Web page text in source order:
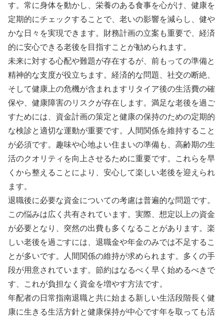
す。常に身体を動かし、栄養のある食事を心がけ、健康を
定期的にチェックすることで、老いの影響を減らし、健や
かな日々を実現できます。財務計画の立案も重要で、経済
的に安心できる老後を目指すことが勧められます。
未来に対する心配や難題が存在するが、前もっての準備と
精神的な支度が役立ちます。経済的な問題、社交の断絶、
そして健康上の危機が含まれますリタイア後の生活費の確
保や、健康障害のリスクが存在します。満足な老後を過ご
すためには、資金計画の策定と健康の保持のための定期的
な検診と適切な運動が重要です。人間関係を維持すること
が必須です。趣味や心地よい住まいの準備も、高齢期の生
活のクオリティを向上させるために重要です。これらを早
くから整えることにより、安心して楽しい老後を迎えられ
ます。
退職後に必要な資金についての考慮は普遍的な問題です。
この悩みは広く共有されています。実際、想定以上の資金
が必要となり、突然の出費も多くなることがあります。楽
しい老後を過ごすには、退職金や年金のみでは不足するこ
とが多いです。人間関係の維持が求められます。多くの手
段が用意されています。節約はなるべく早く始めるべきで
す、これが負担なく資金を増やす方法です。
年配者の日常指南退職と共に始まる新しい生活段階長く健
康に生きる生活方針と健康保持が中心です年を取っても活